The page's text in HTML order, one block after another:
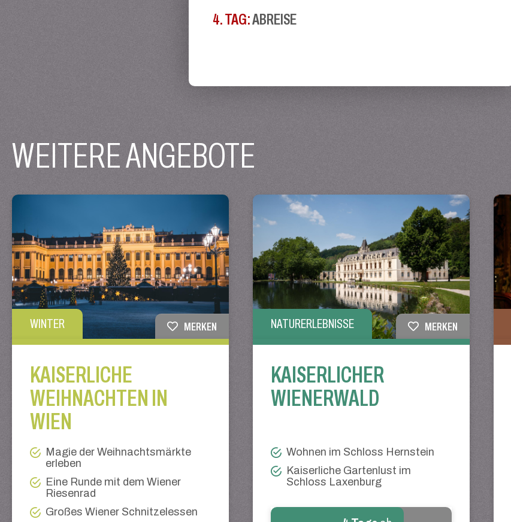
4. TAG:ABREISE
WEITERE ANGEBOTE
WINTER MERKEN
KAISERLICHE
WEIHNACHTEN IN
WIEN
Magie der Weihnachtsmärkte
erleben
Eine Runde mit dem Wiener
Riesenrad
Großes Wiener Schnitzelessen
NATURERLEBNISSE MERKEN
KAISERLICHER
WIENERWALD
Wohnen im Schloss Hernstein
Kaiserliche Gartenlust im
Schloss Laxenburg